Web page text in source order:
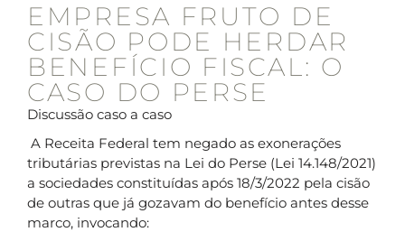
EMPRESA FRUTO DE
CISÃO PODE HERDAR
BENEFÍCIO FISCAL: O
CASO DO PERSE
Discussão caso a caso
A Receita Federal tem negado as exonerações
tributárias previstas na Lei do Perse (Lei 14.148/2021)
a sociedades constituídas após 18/3/2022 pela cisão
de outras que já gozavam do benefício antes desse
marco, invocando: